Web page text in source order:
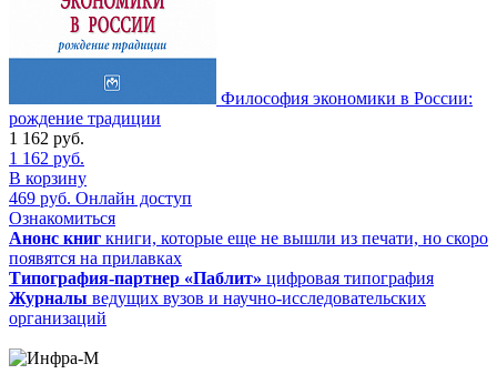
Философия экономики в России:
рождение традиции
1 162 руб.
1 162 руб.
В корзину
469 руб. Онлайн доступ
Ознакомиться
Анонс книг книги, которые еще не вышли из печати, но скоро
появятся на прилавках
Типография-партнер «Паблит» цифровая типография
Журналы ведущих вузов и научно-исследовательских
организаций